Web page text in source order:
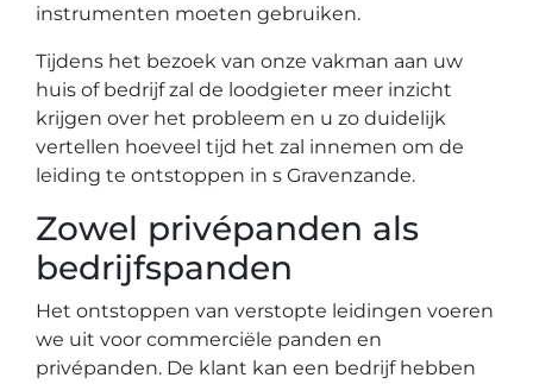
instrumenten moeten gebruiken.
Tijdens het bezoek van onze vakman aan uw
huis of bedrijf zal de loodgieter meer inzicht
krijgen over het probleem en u zo duidelijk
vertellen hoeveel tijd het zal innemen om de
leiding te ontstoppen in s Gravenzande.
Zowel privépanden als
bedrijfspanden
Het ontstoppen van verstopte leidingen voeren
we uit voor commerciële panden en
privépanden. De klant kan een bedrijf hebben